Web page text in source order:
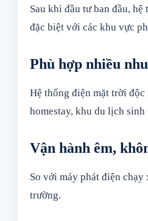
Sau khi đầu tư ban đầu,
đặc biệt với các khu vực
Phù hợp nhiều
Hệ thống điện mặt trời
homestay, khu du lịch
Vận hành êm,
So với máy phát điện
trường.